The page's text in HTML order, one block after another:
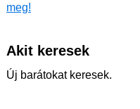
meg!
Akit keresek
Új barátokat keresek.